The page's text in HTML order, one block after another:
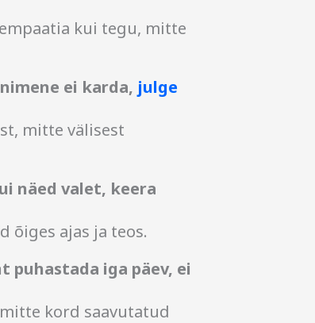
kui tegu, mitte
ei karda, julge
mitte välisest
näed valet, keera
õiges ajas ja teos.
puhastada iga päev, ei
kord saavutatud